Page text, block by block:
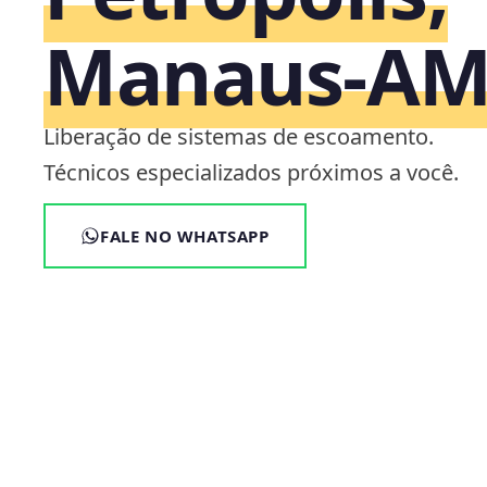
Liberação de sistemas de escoamento.
Técnicos especializados próximos a você.
FALE NO WHATSAPP